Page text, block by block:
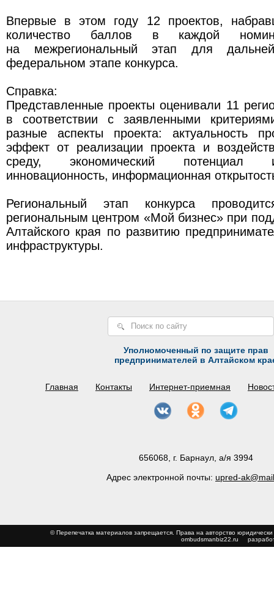
Впервые в этом году 12 проектов,
количество баллов в каждой
на межрегиональный этап для
федеральном этапе конкурса.
Справка:
Представленные проекты оценивали 11
в соответствии с заявленными
разные аспекты проекта: актуальность
эффект от реализации проекта и
среду, экономический потенциал
инновационность, информационная
Региональный этап конкурса
региональным центром «Мой бизнес» при
Алтайского края по развитию
инфраструктуры.
Уполномоченный по защите прав
предпринимателей в Алтайском
Главная Контакты Интернет-приемная
656068, г. Барнаул, а/я 3994
Адрес электронной почты: upred-
© Перепечатка материалов запрещается. Права на авторство
ombudsmanbiz22.ru